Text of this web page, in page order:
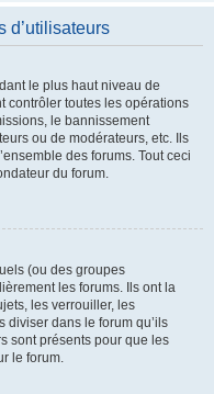
d’utilisateurs
le plus haut niveau de
contrôler toutes les opérations
le bannissement
ou de modérateurs, etc. Ils
des forums. Tout ceci
du forum.
(ou des groupes
les forums. Ils ont la
les verrouiller, les
diviser dans le forum qu’ils
sont présents pour que les
le forum.